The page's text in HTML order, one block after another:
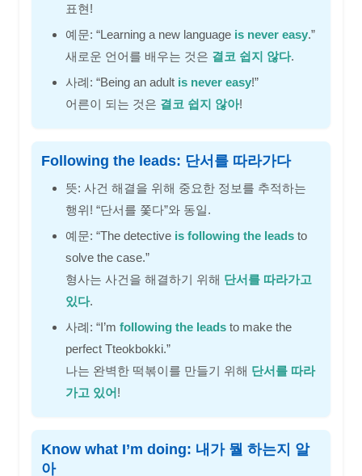
표현!
예문: “Learning a new language is never easy.”
새로운 언어를 배우는 것은 결코 쉽지 않다.
사례: “Being an adult is never easy!”
어른이 되는 것은 결코 쉽지 않아!
Following the leads: 단서를 따라가다
뜻: 사건 해결을 위해 중요한 정보를 추적하는
행위! “단서를 쫓다”와 동일.
예문: “The detective is following the leads to
solve the case.”
형사는 사건을 해결하기 위해 단서를 따라가고
있다.
사례: “I’m following the leads to make the
perfect Tteokbokki.”
나는 완벽한 떡볶이를 만들기 위해 단서를 따라
가고 있어!
Know what I’m doing: 내가 뭘 하는지 알
아